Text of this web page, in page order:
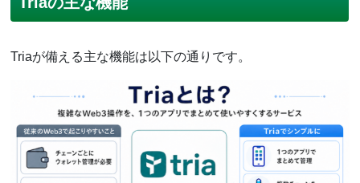
Triaが備える主な機能は以下の通りです。